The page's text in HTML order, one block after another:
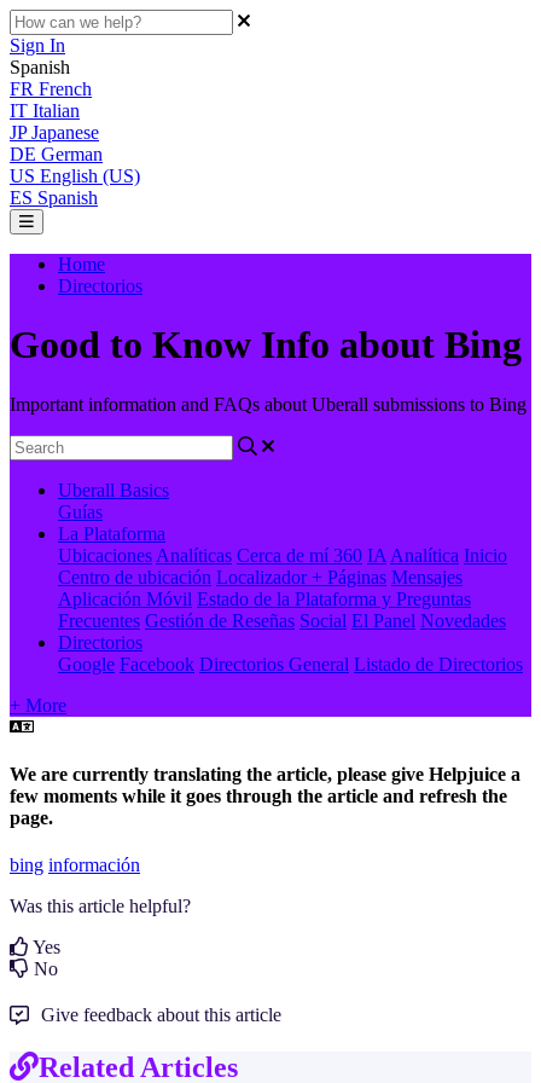
Sign In
Spanish
FR French
IT Italian
JP Japanese
DE German
US English (US)
ES Spanish
Home
Directorios
Good to Know Info about Bing
Important information and FAQs about Uberall submissions to Bing
Uberall Basics
Guías
La Plataforma
Ubicaciones Analíticas Cerca de mí 360 IA Analítica Inicio
Centro de ubicación Localizador + Páginas Mensajes
Aplicación Móvil Estado de la Plataforma y Preguntas
Frecuentes Gestión de Reseñas Social El Panel Novedades
Directorios
Google Facebook Directorios General Listado de Directorios
+ More
We are currently translating the article, please give Helpjuice a
few moments while it goes through the article and refresh the
page.
bing información
Was this article helpful?
Yes
No
Give feedback about this article
Related Articles